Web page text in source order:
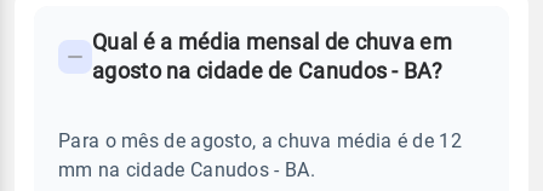
Perguntas
sobre
chuva
Qual é a média mensal de chuva em
agosto na cidade de Canudos - BA?
Para o mês de agosto, a chuva média é de 12
mm na cidade Canudos - BA.